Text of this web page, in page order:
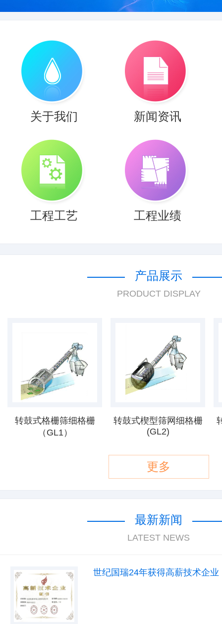
1 2
关于我们 新闻资讯
工程工艺 工程业绩
产品展示
PRODUCT DISPLAY
转鼓式格栅筛细格栅
（GL1）
转鼓式楔型筛网细格栅
(GL2)
更多
最新新闻
LATEST NEWS
世纪国瑞24年获得高薪技术企业